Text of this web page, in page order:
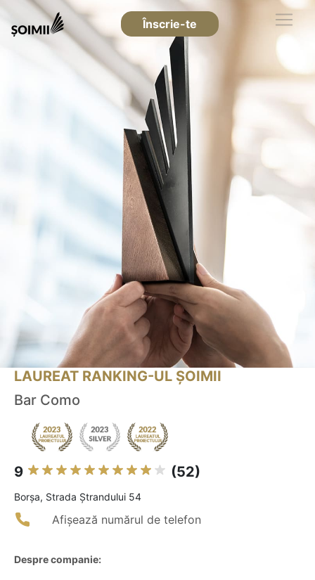
Înscrie-te
LAUREAT RANKING-UL ȘOIMII
Bar Como
9 (52)
Borşa, Strada Ștrandului 54
Afișează numărul de telefon
Despre companie: